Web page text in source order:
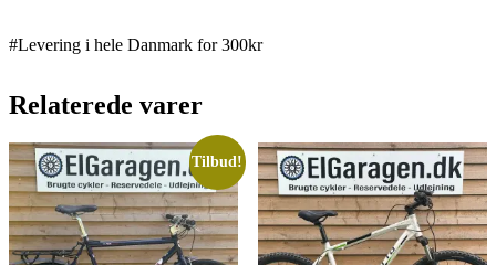
#Levering i hele Danmark for 300kr
Relaterede varer
Tilbud!